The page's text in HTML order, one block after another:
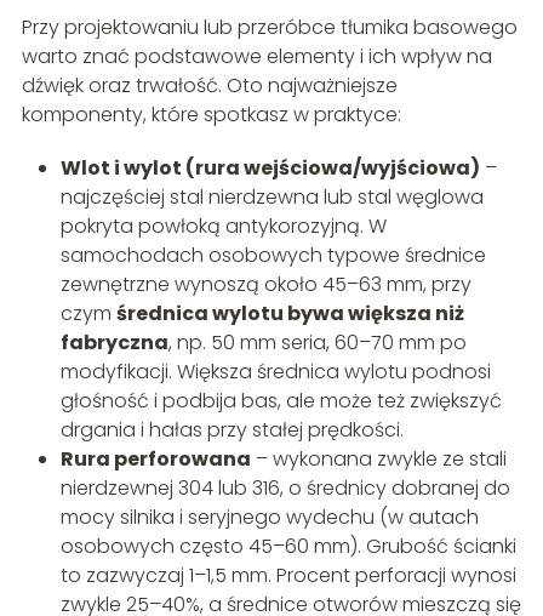
Przy projektowaniu lub przeróbce tłumika basowego
warto znać podstawowe elementy i ich wpływ na
dźwięk oraz trwałość. Oto najważniejsze
komponenty, które spotkasz w praktyce:
Wlot i wylot (rura wejściowa/wyjściowa) –
najczęściej stal nierdzewna lub stal węglowa
pokryta powłoką antykorozyjną. W
samochodach osobowych typowe średnice
zewnętrzne wynoszą około 45–63 mm, przy
czym średnica wylotu bywa większa niż
fabryczna, np. 50 mm seria, 60–70 mm po
modyfikacji. Większa średnica wylotu podnosi
głośność i podbija bas, ale może też zwiększyć
drgania i hałas przy stałej prędkości.
Rura perforowana – wykonana zwykle ze stali
nierdzewnej 304 lub 316, o średnicy dobranej do
mocy silnika i seryjnego wydechu (w autach
osobowych często 45–60 mm). Grubość ścianki
to zazwyczaj 1–1,5 mm. Procent perforacji wynosi
zwykle 25–40%, a średnice otworów mieszczą się